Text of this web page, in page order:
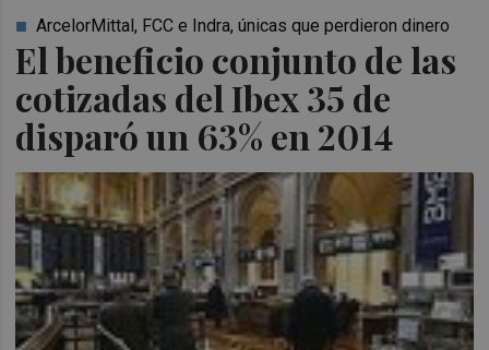
El beneficio conjunto de las
cotizadas del Ibex 35 de
disparó un 63% en 2014
ArcelorMittal, FCC e Indra, únicas que perdieron dinero